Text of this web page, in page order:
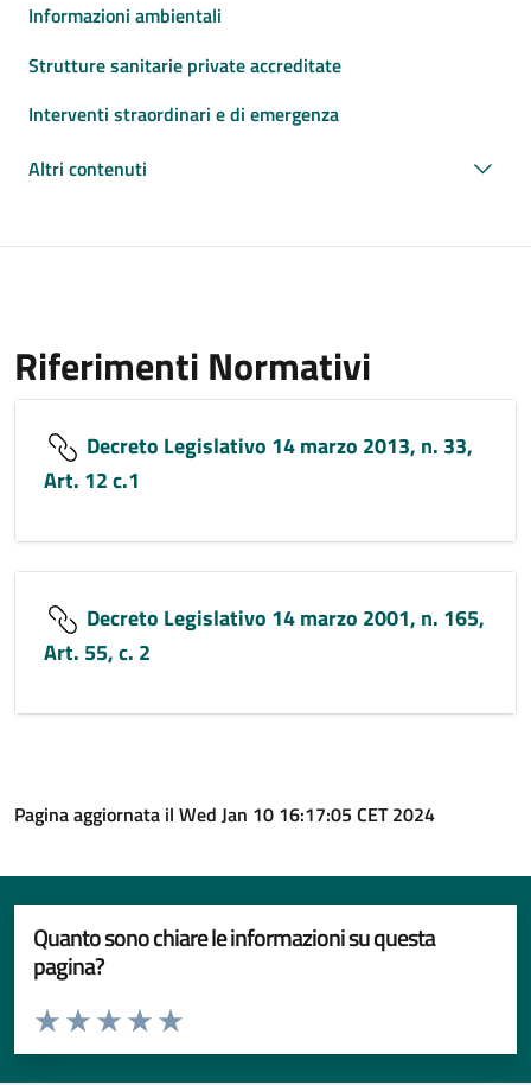
Informazioni ambientali
Strutture sanitarie private accreditate
Interventi straordinari e di emergenza
Altri contenuti
Riferimenti Normativi
Decreto Legislativo 14 marzo 2013, n. 33,
Art. 12 c.1
Decreto Legislativo 14 marzo 2001, n. 165,
Art. 55, c. 2
Pagina aggiornata il Wed Jan 10 16:17:05 CET 2024
Quanto sono chiare le informazioni su questa
pagina?
Valuta da 1 a 5 stelle la pagina
Valuta 5 stelle su 5
Valuta 4 stelle su 5
Valuta 3 stelle su 5
Valuta 2 stelle su 5
Valuta 1 stelle su 5